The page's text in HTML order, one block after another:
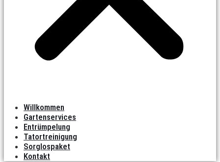
Willkommen
Gartenservices
Entrümpelung
Tatortreinigung
Sorglospaket
Kontakt